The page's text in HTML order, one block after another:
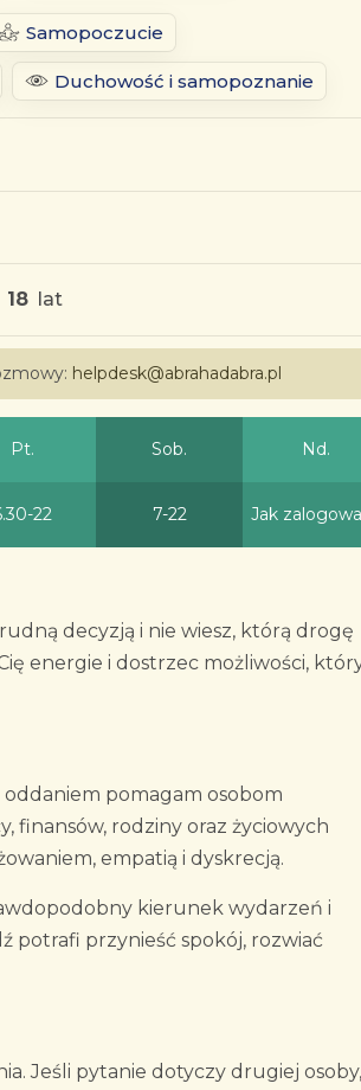
Samopoczucie
Duchowość i samopoznanie
18 lat
helpdesk@abrahadabra.pl
Pt. Sob. Nd.
22 7-22 Jak
decyzją i nie wiesz, którą drogę
energie i dostrzec możliwości,
pomagam osobom
finansów, rodziny oraz życiowych
empatią i dyskrecją.
kierunek wydarzeń i
potrafi przynieść spokój, rozwiać
Jeśli pytanie dotyczy drugiej osoby,